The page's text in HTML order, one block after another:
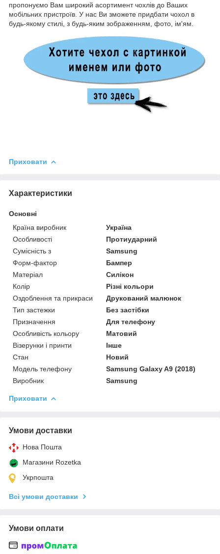
пропонуємо Вам широкий асортимент чохлів до Ваших
мобільних пристроїв. У нас Ви зможете придбати чохол в
будь-якому стилі, з будь-яким зображенням, фото, ім'ям.
Приховати
Характеристики
Основні
Країна виробник
Україна
Особливості
Протиударний
Сумісність з
Samsung
Форм-фактор
Бампер
Матеріал
Силікон
Колір
Різні кольори
Оздоблення та прикраси
Друкований малюнок
Тип застежки
Без застібки
Призначення
Для телефону
Особливість кольору
Матовий
Візерунки і принти
Інше
Стан
Новий
Модель телефону
Samsung Galaxy A9 (2018)
Виробник
Samsung
Приховати
Умови доставки
Нова Пошта
Магазини Rozetka
Укрпошта
Всі умови доставки
Умови оплати